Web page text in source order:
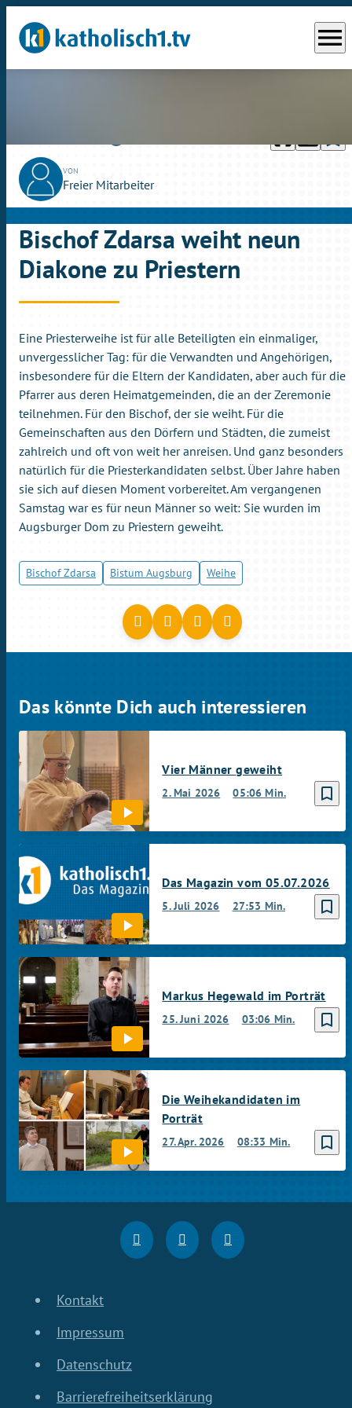
menu
VON
Freier Mitarbeiter
Bischof Zdarsa weiht neun
Diakone zu Priestern
Eine Priesterweihe ist für alle Beteiligten ein einmaliger,
unvergesslicher Tag: für die Verwandten und Angehörigen,
insbesondere für die Eltern der Kandidaten, aber auch für die
Pfarrer aus deren Heimatgemeinden, die an der Zeremonie
teilnehmen. Für den Bischof, der sie weiht. Für die
Gemeinschaften aus den Dörfern und Städten, die zumeist
zahlreich und oft von weit her anreisen. Und ganz besonders
natürlich für die Priesterkandidaten selbst. Über Jahre haben
sie sich auf diesen Moment vorbereitet. Am vergangenen
Samstag war es für neun Männer so weit: Sie wurden im
Augsburger Dom zu Priestern geweiht.
Bischof Zdarsa Bistum Augsburg Weihe
Das könnte Dich auch interessieren
bookmark_border
2. Mai 2026 05:06 Min.
Vier Männer geweiht
bookmark_border
5. Juli 2026 27:53 Min.
Das Magazin vom 05.07.2026
bookmark_border
25. Juni 2026 03:06 Min.
Markus Hegewald im Porträt
bookmark_border
27. Apr. 2026 08:33 Min.
Die Weihekandidaten im
Porträt
Kontakt
Impressum
Datenschutz
Barrierefreiheitserklärung